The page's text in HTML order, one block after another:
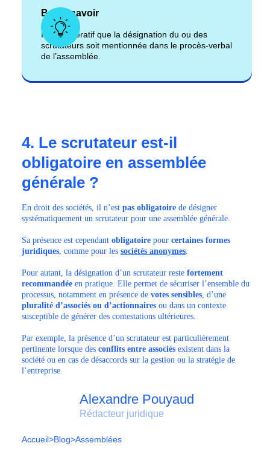
Bon à savoir
Il est impératif que la désignation du ou des
scrutateurs soit mentionnée dans le procès-verbal
de l’assemblée.
4. Le scrutateur est-il
obligatoire en assemblée
générale ?
En droit des sociétés, il n’est pas obligatoire de désigner
systématiquement un scrutateur pour une assemblée générale.
Sa présence est cependant obligatoire pour certaines formes
juridiques, comme pour les sociétés anonymes.
Pour autant, la désignation d’un scrutateur reste fortement
recommandée en pratique. Elle permet de sécuriser l’ensemble du
processus, notamment en présence de votes sensibles, d’une
pluralité d’associés ou d’actionnaires ou dans un contexte
susceptible de générer des contestations ultérieures.
Par exemple, la présence d’un scrutateur est particulièrement
pertinente lorsque des conflits entre associés existent dans la
société ou en cas de désaccords sur la gestion ou la stratégie de
l’entreprise.
Alexandre Pouyaud
Rédacteur juridique
Accueil >Blog>Assemblées